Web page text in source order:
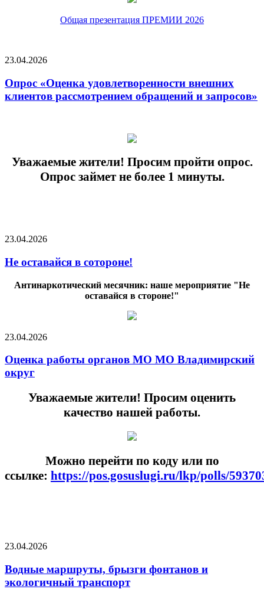
Общая презентация ПРЕМИИ 2026
23.04.2026
Опрос «Оценка удовлетворенности внешних
клиентов рассмотрением обращений и запросов»
Уважаемые жители! Просим пройти опрос.
Опрос займет не более 1 минуты.
23.04.2026
Не оставайся в сотороне!
Антинаркотический месячник: наше мероприятие "Не
оставайся в стороне!"
23.04.2026
Оценка работы органов МО МО Владимирский
округ
Уважаемые жители! Просим оценить
качество нашей работы.
Можно перейти по коду или по
ссылке: https://pos.gosuslugi.ru/lkp/polls/
23.04.2026
Водные маршруты, брызги фонтанов и
экологичный транспорт